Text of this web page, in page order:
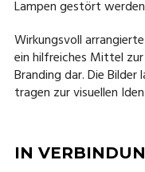
Lampen gestört
Wirkungsvoll
ein hilfreiches Mittel
Branding dar. Die
tragen zur visuellen
IN